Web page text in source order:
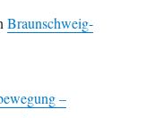
Braunschweig-
–